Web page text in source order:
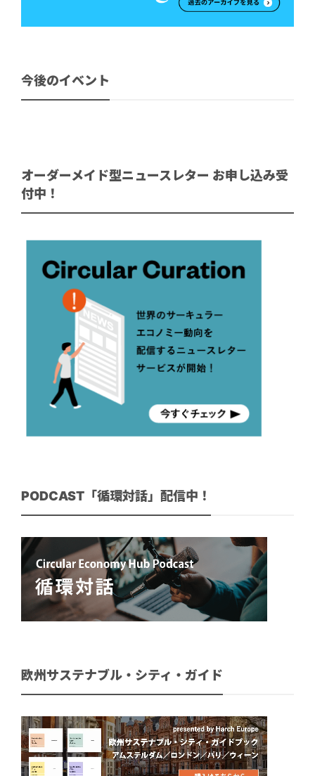
今後のイベント
オーダーメイド型ニュースレター お申し込み受
付中！
PODCAST「循環対話」配信中！
欧州サステナブル・シティ・ガイド